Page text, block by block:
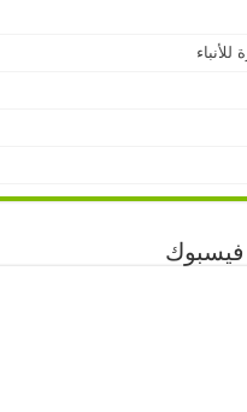
للأنباء
فيسبوك